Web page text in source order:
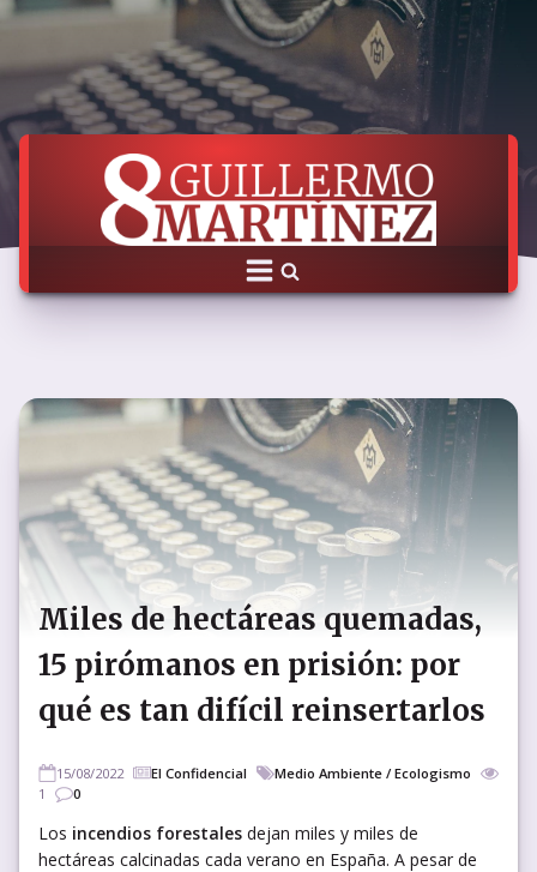
Miles de hectáreas quemadas,
15 pirómanos en prisión: por
qué es tan difícil reinsertarlos
15/08/2022 El Confidencial
Medio Ambiente / Ecologismo
1
0
Los incendios forestales dejan miles y miles de
hectáreas calcinadas cada verano en España. A pesar de